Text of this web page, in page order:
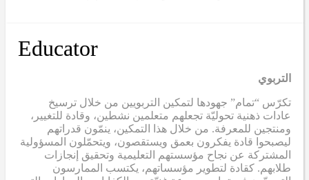
Educator
التربوي
تكرّس “تمام” جهودها لتمكين التربويين من خلال ترسيخ
عادات ذهنية تحوليّة تجعلهم متعلمين نشطين، وقادة للتغيير،
ومنتجين للمعرفة. من خلال هذا التمكين، ينمّون قدراتهم
ليصبحوا قادة يفكرون بعمق ويستقصون، ويتحمّلون المسؤولية
المشتركة عن نجاح مؤسستهم التعليمية وتحقيق إنجازات
طلابهم. كقادة لتطوير مؤسساتهم، يكتسب الممارسون